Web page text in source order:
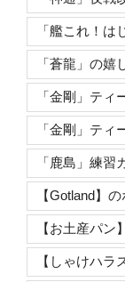
「艦これ！は
「蒼龍」の嬉
「金剛」ティ
「金剛」ティ
「鹿島」練習
【Gotland】
【お土産パン
【しゃけハラ